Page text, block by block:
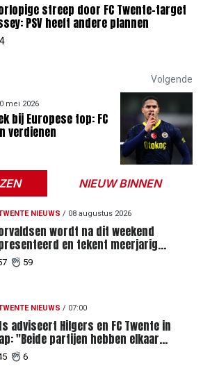
streep door FC Twente-target
PSV heeft andere plannen
4
Volgende
mei 2026
bij Europese top: FC
verdienen
NIEUW BINNEN
NIEUWS / 08 augustus 2026
wordt na dit weekend
en tekent meerjarig
bij FC Twente
59
NIEUWS / 07:00
adviseert Hilgers en FC Twente in
"Beide partijen hebben elkaar
6